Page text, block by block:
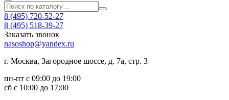
8 (495) 720-52-27
8 (495) 518-39-27
Заказать звонок
nasoshop@yandex.ru
г. Москва, Загородное шоссе, д. 7а, стр. 3
пн-пт с 09:00 до 19:00
сб с 10:00 до 17:00